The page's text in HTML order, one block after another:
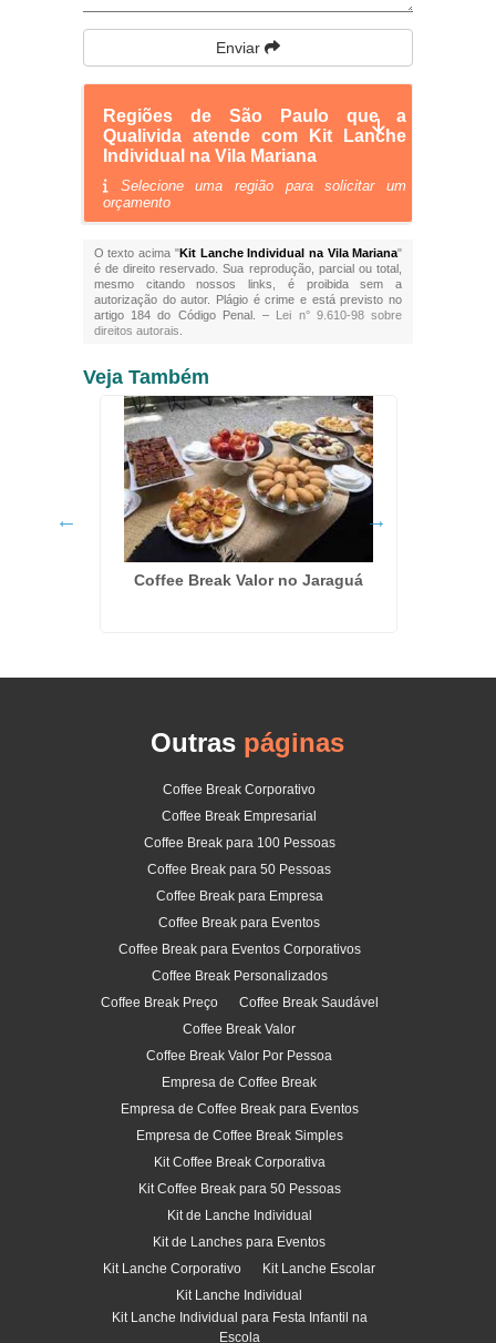
Enviar
Regiões de São Paulo que a
Qualivida atende com Kit Lanche
Individual na Vila Mariana
Selecione uma região para solicitar um
orçamento
O texto acima "Kit Lanche Individual na Vila Mariana"
é de direito reservado. Sua reprodução, parcial ou total,
mesmo citando nossos links, é proibida sem a
autorização do autor. Plágio é crime e está previsto no
artigo 184 do Código Penal. – Lei n° 9.610-98 sobre
direitos autorais
Veja Também
Coffee Break Valor no Jaraguá
Outras páginas
Coffee Break Corporativo
Coffee Break Empresarial
Coffee Break para 100 Pessoas
Coffee Break para 50 Pessoas
Coffee Break para Empresa
Coffee Break para Eventos
Coffee Break para Eventos Corporativos
Coffee Break Personalizados
Coffee Break Preço
Coffee Break Saudável
Coffee Break Valor
Coffee Break Valor Por Pessoa
Empresa de Coffee Break
Empresa de Coffee Break para Eventos
Empresa de Coffee Break Simples
Kit Coffee Break Corporativa
Kit Coffee Break para 50 Pessoas
Kit de Lanche Individual
Kit de Lanches para Eventos
Kit Lanche Corporativo
Kit Lanche Escolar
Kit Lanche Individual
Kit Lanche Individual para Festa Infantil na
Escola